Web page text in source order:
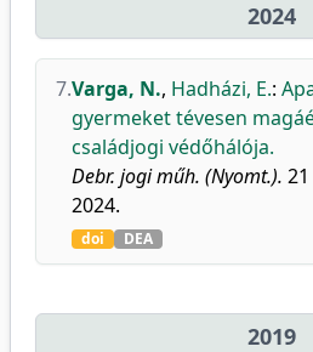
2024
7.Varga, N., Hadházi, E.:
gyermeket tévesen
családjogi védőhálója.
Debr. jogi műh. (Nyomt.).
2024.
doi DEA
2019